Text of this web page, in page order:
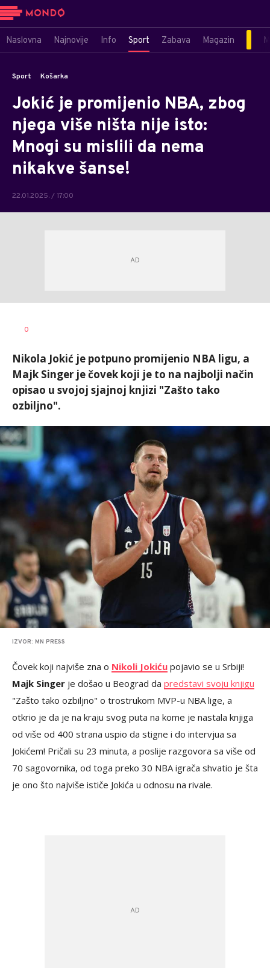
Naslovna Najnovije Info Sport Zabava Magazin
Sport Košarka
Jokić je promijenio NBA, zbog
njega više ništa nije isto:
Mnogi su mislili da nema
nikakve šanse!
22.01.2025. / 17:00
AUTOR
0
Nikola Jokić je potpuno promijenio NBA ligu, a
Majk Singer je čovek koji je to na najbolji način
opisao u svojoj sjajnoj knjizi "Zašto tako
ozbiljno".
IZVOR: MN PRESS
Čovek koji najviše zna o Nikoli Jokiću pojavio se u Srbiji!
Majk Singer je došao u Beograd da predstavi svoju knjigu
"Zašto tako ozbiljno" o trostrukom MVP-u NBA lige, a
otkrio je da je na kraju svog puta na kome je nastala knjiga
od više od 400 strana uspio da stigne i do intervjua sa
Jokićem! Pričali su 23 minuta, a poslije razgovora sa više od
70 sagovornika, od toga preko 30 NBA igrača shvatio je šta
je ono što najviše ističe Jokića u odnosu na rivale.